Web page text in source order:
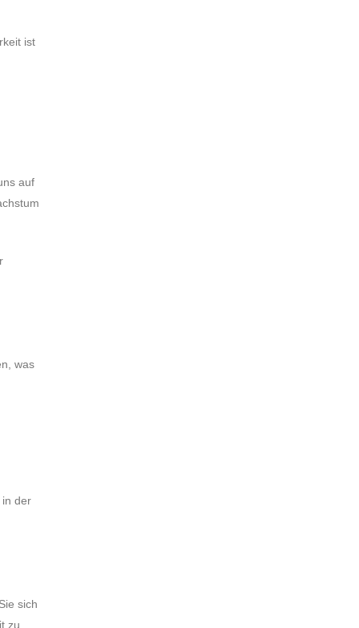
ist
auf
was
in der
sich
zu